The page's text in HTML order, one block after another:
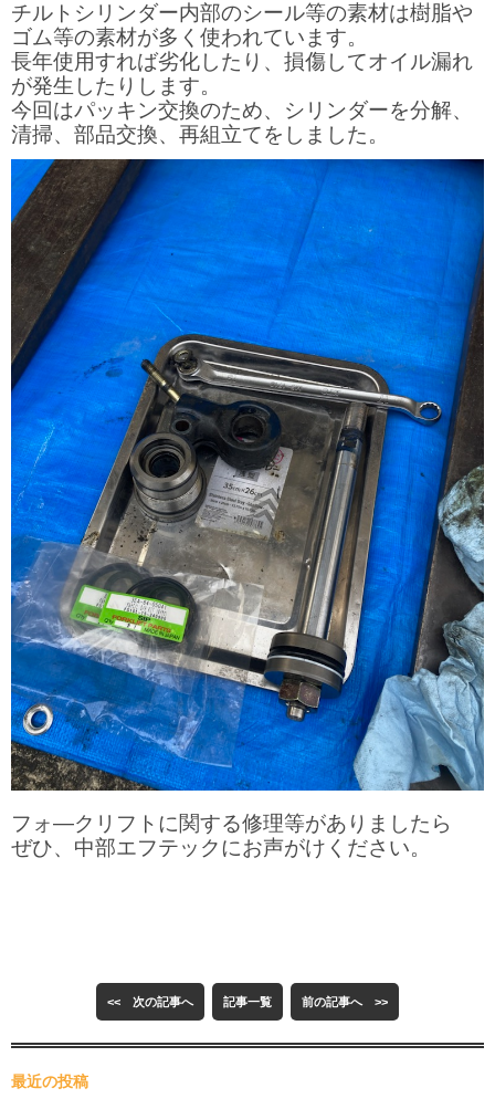
チルトシリンダー内部のシール等の素材は樹脂や
ゴム等の素材が多く使われています。
長年使用すれば劣化したり、損傷してオイル漏れ
が発生したりします。
今回はパッキン交換のため、シリンダーを分解、
清掃、部品交換、再組立てをしました。
フォ―クリフトに関する修理等がありましたら
ぜひ、中部エフテックにお声がけください。
<< 次の記事へ 記事一覧 前の記事へ >>
最近の投稿